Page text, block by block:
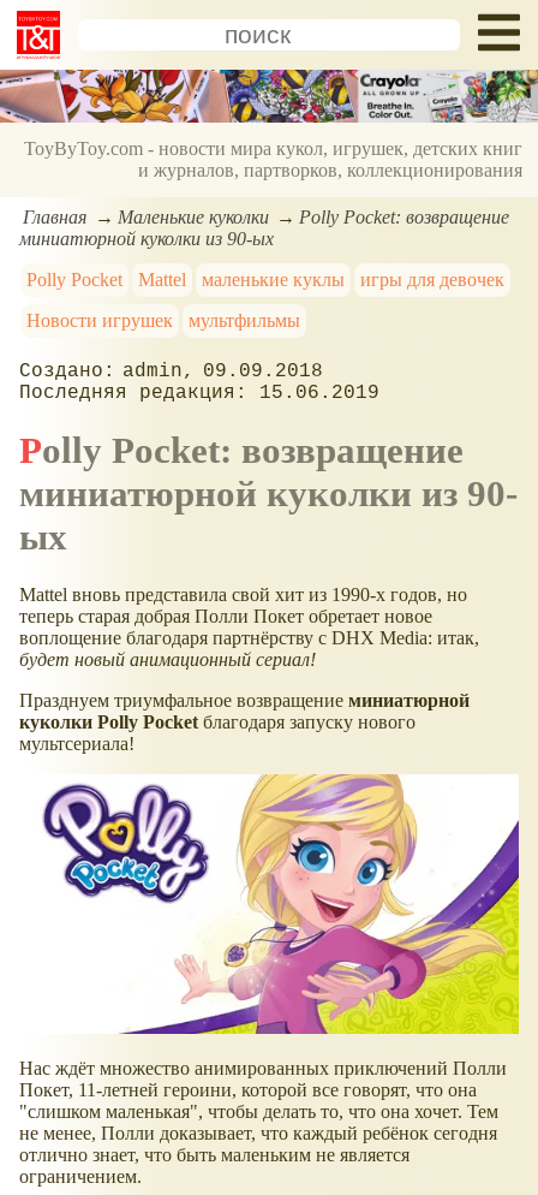
ToyByToy.com - новости мира кукол, игрушек, детских книг
и журналов, партворков, коллекционирования
Главная Маленькие куколки
Polly Pocket: возвращение
миниатюрной куколки из 90-ых
Polly Pocket
Mattel маленькие куклы
игры для девочек
Новости игрушек
мультфильмы
admin
09.09.2018
15.06.2019
Polly Pocket: возвращение
миниатюрной куколки из 90-
ых
Mattel вновь представила свой хит из 1990-х годов, но
теперь старая добрая Полли Покет обретает новое
воплощение благодаря партнёрству с DHX Media: итак,
будет новый анимационный сериал!
Празднуем триумфальное возвращение миниатюрной
куколки Polly Pocket благодаря запуску нового
мультсериала!
Нас ждёт множество анимированных приключений Полли
Покет, 11-летней героини, которой все говорят, что она
"слишком маленькая", чтобы делать то, что она хочет. Тем
не менее, Полли доказывает, что каждый ребёнок сегодня
отлично знает, что быть маленьким не является
ограничением.